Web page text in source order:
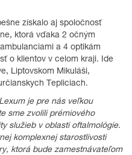
získalo aj spoločnosť
ktorá vďaka 2 očným
a 4 optikám
o klientov v celom kraji. Ide
Liptovskom Mikuláši,
Tepliciach.
je pre nás veľkou
sme zvolili prémiového
služieb v oblasti oftalmológie.
komplexnej starostlivosti
ktorá bude zamestnávateľom